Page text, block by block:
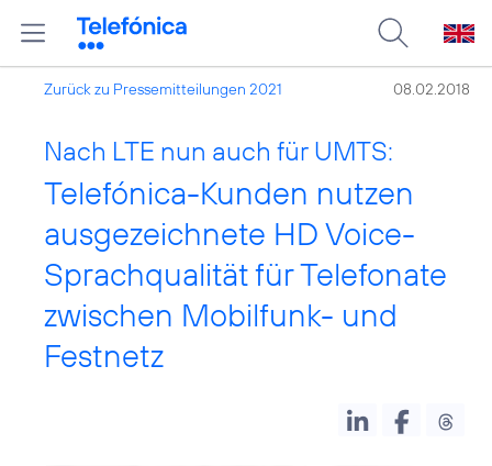
Zurück zu Pressemitteilungen 2021 08.02.2018
Nach LTE nun auch für UMTS:
Telefónica-Kunden nutzen
ausgezeichnete HD Voice-
Sprachqualität für Telefonate
zwischen Mobilfunk- und
Festnetz